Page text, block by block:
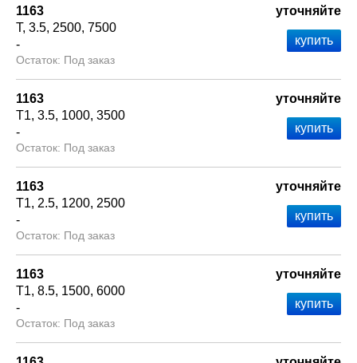
1163
Т 3.5 2500 7500
-
Под заказ
уточняйте
1163
Т1 3.5 1000 3500
-
Под заказ
уточняйте
1163
Т1 2.5 1200 2500
-
Под заказ
уточняйте
1163
Т1 8.5 1500 6000
-
Под заказ
уточняйте